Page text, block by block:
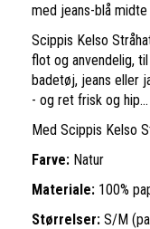
med jeans-blå
Scippis Kelso
flot og anvendelig,
badetøj, jeans eller
- og ret frisk og hip...
Med Scippis Kelso
Farve: Natur
Materiale: 100%
Størrelser: S/M